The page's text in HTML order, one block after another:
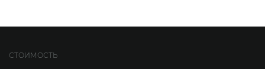
СТОИМОСТЬ